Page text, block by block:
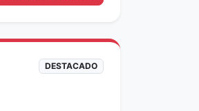
DESTACADO